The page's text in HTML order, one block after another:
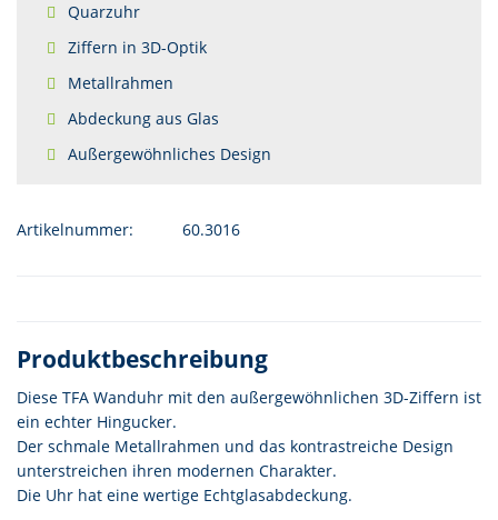
Quarzuhr
Ziffern in 3D-Optik
Metallrahmen
Abdeckung aus Glas
Außergewöhnliches Design
Artikelnummer: 60.3016
Produktbeschreibung
Diese TFA Wanduhr mit den außergewöhnlichen 3D-Ziffern ist
ein echter Hingucker.
Der schmale Metallrahmen und das kontrastreiche Design
unterstreichen ihren modernen Charakter.
Die Uhr hat eine wertige Echtglasabdeckung.